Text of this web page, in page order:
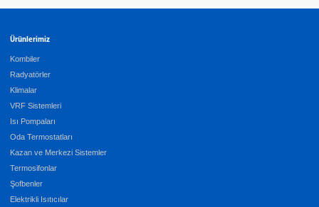
Ürünlerimiz
Kombiler
Radyatörler
Klimalar
VRF Sistemleri
Isı Pompaları
Oda Termostatları
Kazan ve Merkezi Sistemler
Termosifonlar
Şofbenler
Elektrikli Isıtıcılar